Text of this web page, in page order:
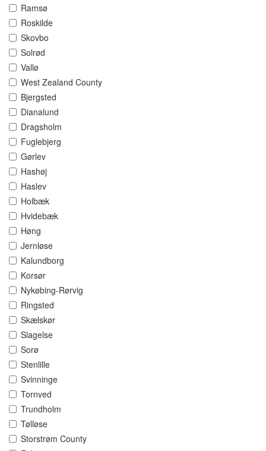
Ramsø
Roskilde
Skovbo
Solrød
Vallø
West Zealand County
Bjergsted
Dianalund
Dragsholm
Fuglebjerg
Gørlev
Hashøj
Haslev
Holbæk
Hvidebæk
Høng
Jernløse
Kalundborg
Korsør
Nykøbing-Rørvig
Ringsted
Skælskør
Slagelse
Sorø
Stenlille
Svinninge
Tornved
Trundholm
Tølløse
Storstrøm County